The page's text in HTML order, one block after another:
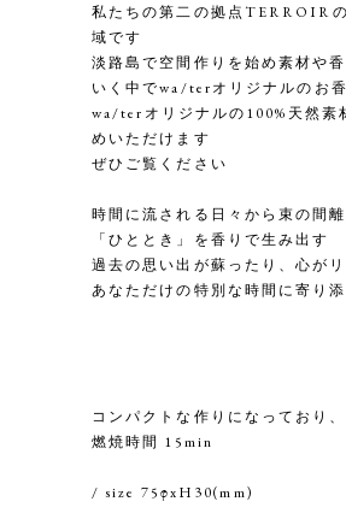
私たちの第二の拠点TERROIR
域です
淡路島で空間作りを始め素材や
いく中でwa/terオリジナルのお
wa/terオリジナルの100%天然素
めいただけます
ぜひご覧ください
時間に流される日々から束の間
「ひととき」を香りで生み出す
過去の思い出が蘇ったり、心が
あなただけの特別な時間に寄り
コンパクトな作りになっており
燃焼時間 15min
/ size 75φxH30(mm)